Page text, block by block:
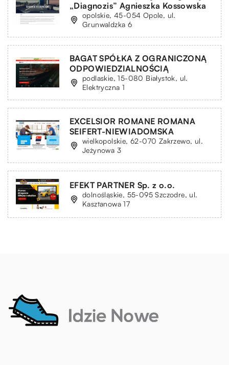
„Diagnozis” Agnieszka Kossowska
opolskie, 45-054 Opole, ul.
Grunwaldzka 6
BAGAT SPÓŁKA Z OGRANICZONĄ
ODPOWIEDZIALNOŚCIĄ
podlaskie, 15-080 Białystok, ul.
Elektryczna 1
EXCELSIOR ROMANE ROMANA
SEIFERT-NIEWIADOMSKA
wielkopolskie, 62-070 Zakrzewo, ul.
Jeżynowa 3
EFEKT PARTNER Sp. z o.o.
dolnośląskie, 55-095 Szczodre, ul.
Kasztanowa 17